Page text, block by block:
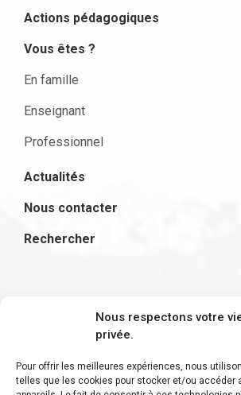
Nous respectons votre
privée.
Pour offrir les meilleures expériences, nous
telles que les cookies pour stocker et/ou accéder
Actions pédagogiques
Vous êtes ?
En famille
Enseignant
Professionnel
Actualités
Nous contacter
Rechercher
S'inscrire à la